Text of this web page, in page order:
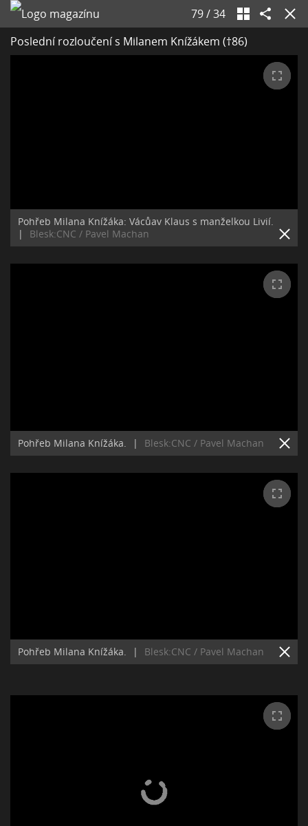
79/34
Poslední rozloučení s Milanem Knížákem (†86)
Pohřeb Milana Knížáka: Vácůav Klaus s manželkou Livií.
|
Blesk:CNC / Pavel Machan
Pohřeb Milana Knížáka. | Blesk:CNC / Pavel Machan
Pohřeb Milana Knížáka. | Blesk:CNC / Pavel Machan